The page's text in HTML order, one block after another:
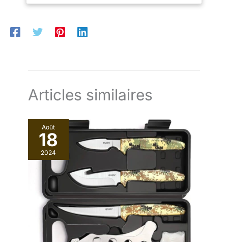
garantie de qualité de 30 jours.
Articles similaires
Août
18
2024